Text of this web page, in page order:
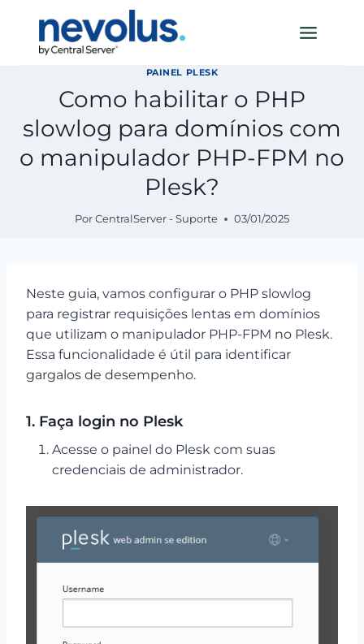
PAINEL PLESK
Como habilitar o PHP
slowlog para domínios com
o manipulador PHP-FPM no
Plesk?
Por CentralServer - Suporte 03/01/2025
Neste guia, vamos configurar o PHP slowlog
para registrar requisições lentas em domínios
que utilizam o manipulador PHP-FPM no Plesk.
Essa funcionalidade é útil para identificar
gargalos de desempenho.
1. Faça login no Plesk
Acesse o painel do Plesk com suas
credenciais de administrador.